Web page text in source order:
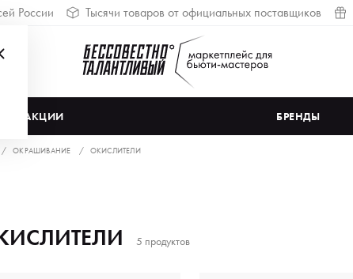
России Тысячи товаров от официальных поставщиков
АКЦИИ БРЕНДЫ
ОКРАШИВАНИЕ ОКИСЛИТЕЛИ
5 продуктов